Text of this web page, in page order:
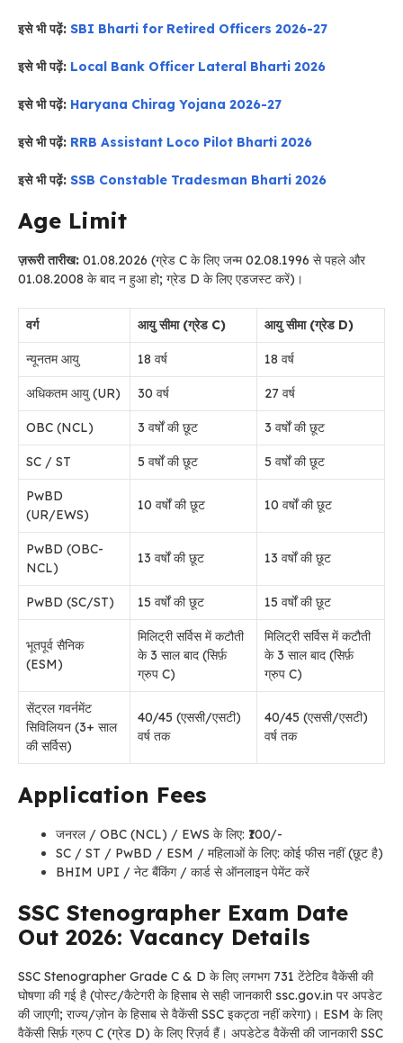
इसे भी पढ़ें: SBI Bharti for Retired Officers 2026-27
इसे भी पढ़ें: Local Bank Officer Lateral Bharti 2026
इसे भी पढ़ें: Haryana Chirag Yojana 2026-27
इसे भी पढ़ें: RRB Assistant Loco Pilot Bharti 2026
इसे भी पढ़ें: SSB Constable Tradesman Bharti 2026
Age Limit
ज़रूरी तारीख: 01.08.2026 (ग्रेड C के लिए जन्म 02.08.1996 से पहले और
01.08.2008 के बाद न हुआ हो; ग्रेड D के लिए एडजस्ट करें)।
वर्ग आयु सीमा (ग्रेड C) आयु सीमा (ग्रेड D)
न्यूनतम आयु 18 वर्ष 18 वर्ष
अधिकतम आयु (UR) 30 वर्ष 27 वर्ष
OBC (NCL) 3 वर्षों की छूट 3 वर्षों की छूट
SC / ST 5 वर्षों की छूट 5 वर्षों की छूट
PwBD
(UR/EWS)
10 वर्षों की छूट 10 वर्षों की छूट
PwBD (OBC-
NCL)
13 वर्षों की छूट 13 वर्षों की छूट
PwBD (SC/ST) 15 वर्षों की छूट 15 वर्षों की छूट
भूतपूर्व सैनिक
(ESM)
मिलिट्री सर्विस में कटौती
के 3 साल बाद (सिर्फ़
ग्रुप C)
मिलिट्री सर्विस में कटौती
के 3 साल बाद (सिर्फ़
ग्रुप C)
सेंट्रल गवर्नमेंट
सिविलियन (3+ साल
की सर्विस)
40/45 (एससी/एसटी)
वर्ष तक
40/45 (एससी/एसटी)
वर्ष तक
Application Fees
जनरल / OBC (NCL) / EWS के लिए: ₹100/-
SC / ST / PwBD / ESM / महिलाओं के लिए: कोई फीस नहीं (छूट है)
BHIM UPI / नेट बैंकिंग / कार्ड से ऑनलाइन पेमेंट करें
SSC Stenographer Exam Date
Out 2026: Vacancy Details
SSC Stenographer Grade C & D के लिए लगभग 731 टेंटेटिव वैकेंसी की
घोषणा की गई है (पोस्ट/कैटेगरी के हिसाब से सही जानकारी ssc.gov.in पर अपडेट
की जाएगी; राज्य/ज़ोन के हिसाब से वैकेंसी SSC इकट्ठा नहीं करेगा)। ESM के लिए
वैकेंसी सिर्फ़ ग्रुप C (ग्रेड D) के लिए रिज़र्व हैं। अपडेटेड वैकेंसी की जानकारी SSC